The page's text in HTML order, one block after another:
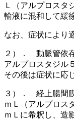
Ｌ（アルプロスタ
輸液に混和して緩
なお、症状により
２）． 動脈管依
アルプロスタジル
その後は症状に応
３）． 経上腸間
ｍＬ（アルプロス
ｍＬに希釈し、造